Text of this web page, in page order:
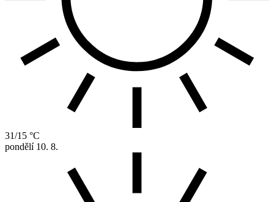
31/15 °C
pondělí 10. 8.